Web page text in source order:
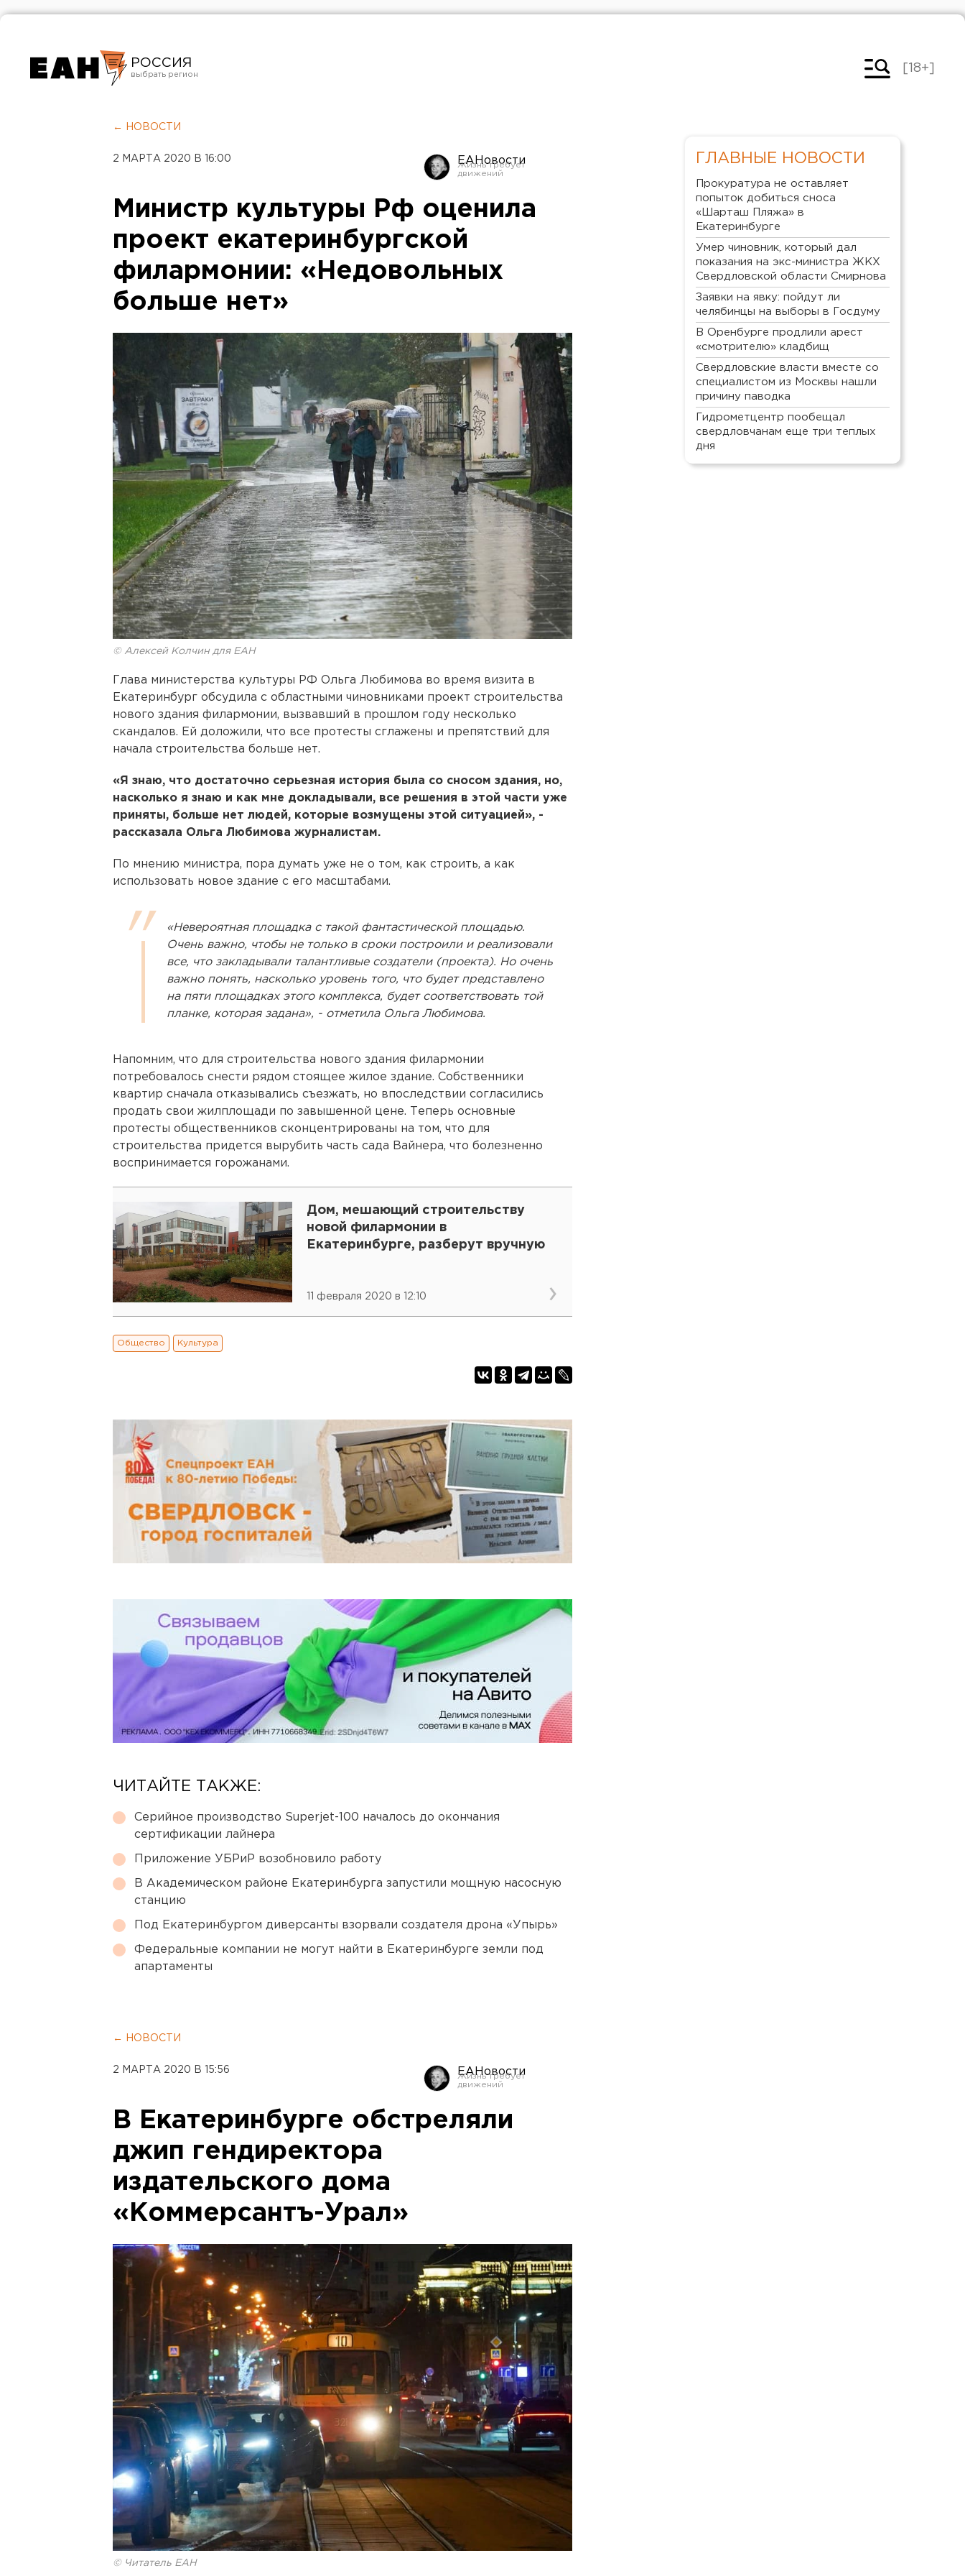
РОССИЯ
Челябинск
[18+]
← НОВОСТИ
2 МАРТА 2020 В 16:00 ЕАНовости
Министр культуры Рф оценила
проект екатеринбургской
филармонии: «Недовольных
больше нет»
© Алексей Колчин для ЕАН
Глава министерства культуры РФ Ольга Любимова во время визита в
Екатеринбург обсудила с областными чиновниками проект строительства
нового здания филармонии, вызвавший в прошлом году несколько
скандалов. Ей доложили, что все протесты сглажены и препятствий для
начала строительства больше нет.
«Я знаю, что достаточно серьезная история была со сносом здания, но,
насколько я знаю и как мне докладывали, все решения в этой части уже
приняты, больше нет людей, которые возмущены этой ситуацией», -
рассказала Ольга Любимова журналистам.
По мнению министра, пора думать уже не о том, как строить, а как
использовать новое здание с его масштабами.
«Невероятная площадка с такой фантастической площадью.
Очень важно, чтобы не только в сроки построили и реализовали
все, что закладывали талантливые создатели (проекта). Но очень
важно понять, насколько уровень того, что будет представлено
на пяти площадках этого комплекса, будет соответствовать той
планке, которая задана», - отметила Ольга Любимова.
Напомним, что для строительства нового здания филармонии
потребовалось снести рядом стоящее жилое здание. Собственники
квартир сначала отказывались съезжать, но впоследствии согласились
продать свои жилплощади по завышенной цене. Теперь основные
протесты общественников сконцентрированы на том, что для
строительства придется вырубить часть сада Вайнера, что болезненно
воспринимается горожанами.
Дом, мешающий строительству
новой филармонии в
Екатеринбурге, разберут вручную
11 февраля 2020 в 12:10
Общество Культура
ЧИТАЙТЕ ТАКЖЕ:
Серийное производство Superjet-100 началось до окончания
сертификации лайнера
Приложение УБРиР возобновило работу
В Академическом районе Екатеринбурга запустили мощную насосную
станцию
Под Екатеринбургом диверсанты взорвали создателя дрона «Упырь»
Федеральные компании не могут найти в Екатеринбурге земли под
апартаменты
← НОВОСТИ
2 МАРТА 2020 В 15:56 ЕАНовости
В Екатеринбурге обстреляли
джип гендиректора
издательского дома
«Коммерсантъ-Урал»
© Читатель ЕАН
ГЛАВНЫЕ НОВОСТИ
Прокуратура не оставляет
попыток добиться сноса
«Шарташ Пляжа» в
Екатеринбурге
Умер чиновник, который дал
показания на экс-министра ЖКХ
Свердловской области Смирнова
Заявки на явку: пойдут ли
челябинцы на выборы в Госдуму
В Оренбурге продлили арест
«смотрителю» кладбищ
Свердловские власти вместе со
специалистом из Москвы нашли
причину паводка
Гидрометцентр пообещал
свердловчанам еще три теплых
дня